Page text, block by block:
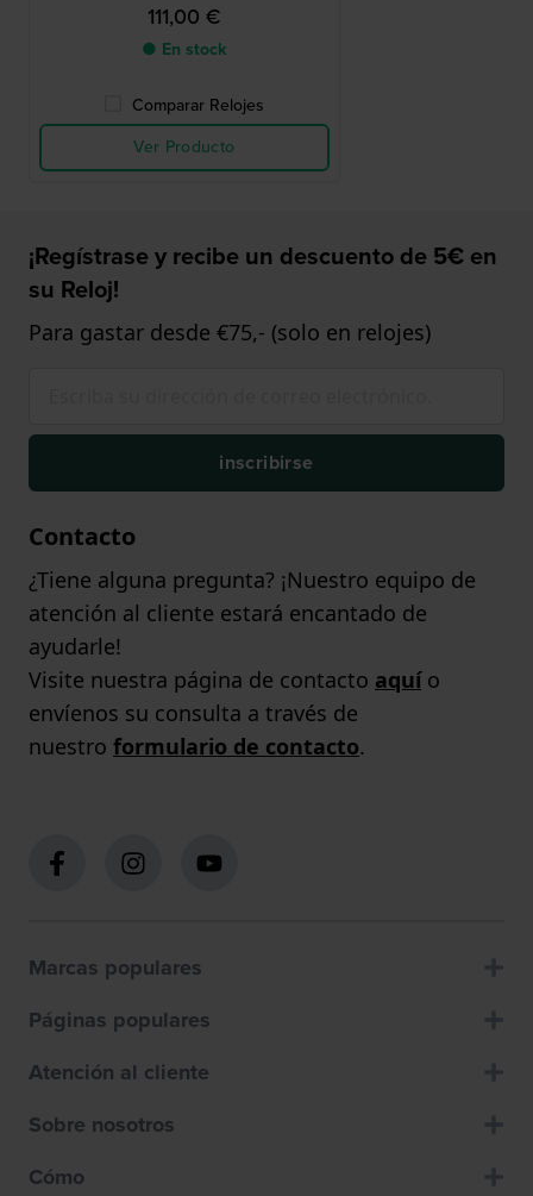
111,00 €
● En stock
Comparar Relojes
Ver Producto
¡Regístrase y recibe un descuento de 5€ en
su Reloj!
Para gastar desde €75,- (solo en relojes)
inscribirse
Contacto
¿Tiene alguna pregunta? ¡Nuestro equipo de
atención al cliente estará encantado de
ayudarle!
Visite nuestra página de contacto aquío
envíenos su consulta a través de
nuestro formulario de contacto.
Marcas populares
Páginas populares
Atención al cliente
Sobre nosotros
Cómo